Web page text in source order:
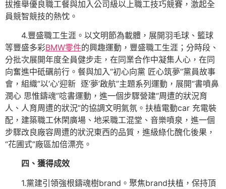
拔推舉優良職工餐與加入公司級以上職工技巧競賽，激起全
員競智競技的熱忱。
4.豐盛職工生涯。以文明節為載體，展開羽毛球、籃球
等豐盛多彩BMW零件的興趣運動，豐盛職工生涯；分時段、
分批次展開年度全員健步走，在同業合作中凝集人心，在同
向奮進中砥礪前行。餐與加入“初心向黨 匠心筑夢”黨員故事
會，組織“以‘心’迎新 逐‘夢’啟航”主題系列運動，展開“書噴鼻
潤心 思惟鑄魂”唸書運動，進一個步驟營建“周遭的狀況育
人、人育周遭的狀況”的協調文明氣氛。扶植電動car 充電裝
配，建築職工休閑廣場、地采職工混堂、音樂噴泉，進一個
步驟改良廠容周遭的狀況東西的品質，進級綠化醜化後果，
“花圃式”廠區加倍漂亮。
四、獲得成效
1.黨建引領強根鑄魂樹brand。聚焦brand扶植，保持頂